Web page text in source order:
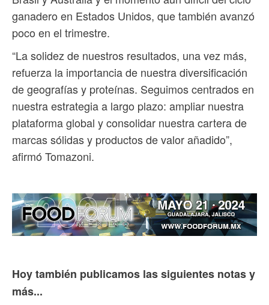
ganadero en Estados Unidos, que también avanzó
poco en el trimestre.
“La solidez de nuestros resultados, una vez más,
refuerza la importancia de nuestra diversificación
de geografías y proteínas. Seguimos centrados en
nuestra estrategia a largo plazo: ampliar nuestra
plataforma global y consolidar nuestra cartera de
marcas sólidas y productos de valor añadido”,
afirmó Tomazoni.
Hoy también publicamos las siguientes notas y
más...